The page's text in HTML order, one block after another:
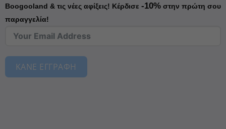
Boogooland & τις νέες αφίξεις! Κέρδισε -10%στην πρώτη σου
παραγγελία!
ΚΑΝΕ ΕΓΓΡΑΦΗ